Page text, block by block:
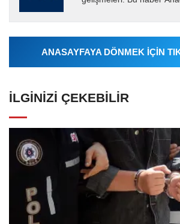
tarafından geçilen tüm...
ANASAYFAYA DÖNMEK İÇİN
İLGINIZI ÇEKEBILIR